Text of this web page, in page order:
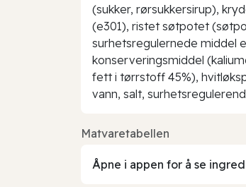
(sukker, rørsukkersirup),
(e301), ristet søtpotet
surhetsregulernede middel
konserveringsmiddel
fett i tørrstoff 45%),
vann, salt,
Matvaretabellen
Åpne i appen for å se